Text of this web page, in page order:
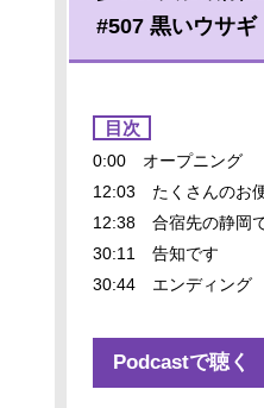
#507 黒いウサギ
目次
0:00 オープニング
12:03 たくさんのお
12:38 合宿先の静岡
30:11 告知です
30:44 エンディング
Podcastで聴く